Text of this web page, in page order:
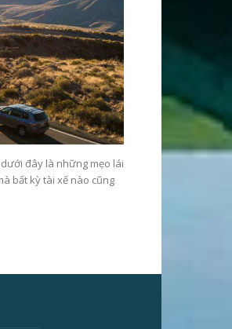
đây là những mẹo lái
bất kỳ tài xế nào cũng